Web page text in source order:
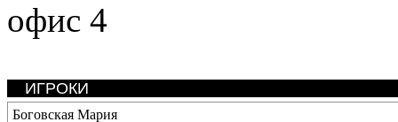
офис 4
ИГРОКИ
Боговская Мария